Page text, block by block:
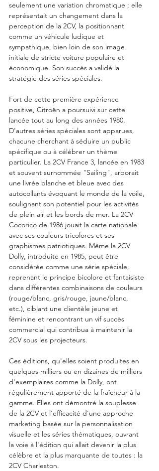
seulement une variation chromatique ; elle
représentait un changement dans la
perception de la 2CV, la positionnant
comme un véhicule ludique et
sympathique, bien loin de son image
initiale de stricte voiture populaire et
économique. Son succès a validé la
stratégie des séries spéciales.
Fort de cette première expérience
positive, Citroën a poursuivi sur cette
lancée tout au long des années 1980.
D'autres séries spéciales sont apparues,
chacune cherchant à séduire un public
spécifique ou à célébrer un thème
particulier. La 2CV France 3, lancée en 1983
et souvent surnommée "Sailing", arborait
une livrée blanche et bleue avec des
autocollants évoquant le monde de la voile,
soulignant son potentiel pour les activités
de plein air et les bords de mer. La 2CV
Cocorico de 1986 jouait la carte nationale
avec ses couleurs tricolores et ses
graphismes patriotiques. Même la 2CV
Dolly, introduite en 1985, peut être
considérée comme une série spéciale,
reprenant le principe bicolore et fantaisiste
dans différentes combinaisons de couleurs
(rouge/blanc, gris/rouge, jaune/blanc,
etc.), ciblant une clientèle jeune et
féminine et rencontrant un vif succès
commercial qui contribua à maintenir la
2CV sous les projecteurs.
Ces éditions, qu'elles soient produites en
quelques milliers ou en dizaines de milliers
d'exemplaires comme la Dolly, ont
régulièrement apporté de la fraîcheur à la
gamme. Elles ont démontré la souplesse
de la 2CV et l'efficacité d'une approche
marketing basée sur la personnalisation
visuelle et les séries thématiques, ouvrant
la voie à l'édition qui allait devenir la plus
célèbre et la plus marquante de toutes : la
2CV Charleston.